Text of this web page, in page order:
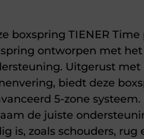
boxspring TIENER
ontworpen met
Uitgerust
biedt deze
5-zone
de juiste
is, zoals schouders, rug